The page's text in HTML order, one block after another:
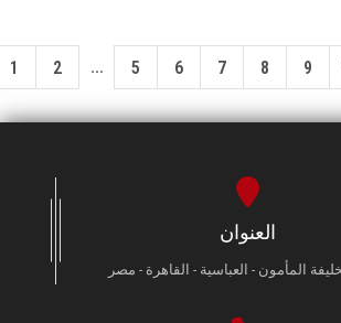
1 2 ... 5 6 7 8 9
العنوان
المأمون - العباسية - القاهرة - مصر